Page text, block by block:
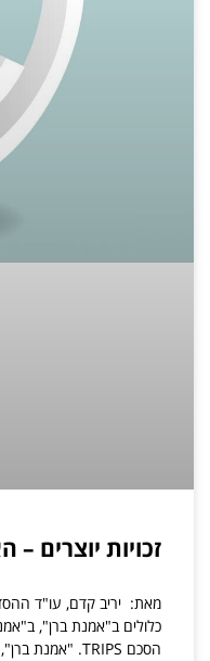
זכויות יוצרים
מאת: יריב קדם, עו"ד
כלולים ב"אמנת ברן",
הסכם TRIPS. "אמנת ברן", או בשמה המלא "אמנת